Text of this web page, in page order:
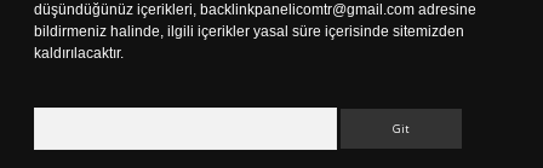
düşündüğünüz içerikleri, backlinkpanelicomtr@gmail.com adresine
bildirmeniz halinde, ilgili içerikler yasal süre içerisinde sitemizden
kaldırılacaktır.